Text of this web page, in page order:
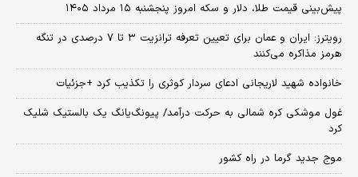
پیش‌بینی قیمت طلا، دلار و سکه امروز پنجشنبه ۱۵ مرداد ۱۴۰۵
رویترز: ایران و عمان برای تعیین تعرفه ترانزیت ۳ تا ۷ درصدی در تنگه
هرمز مذاکره می‌کنند
خانواده شهید لاریجانی ادعای سردار کوثری را تکذیب کرد +جزئیات
غول موشکی کره شمالی به حرکت درآمد/ پیونگ‌یانگ یک بالستیک شلیک
کرد
موج جدید گرما در راه کشور